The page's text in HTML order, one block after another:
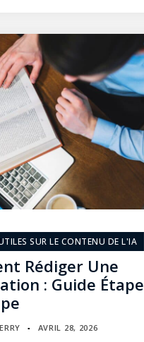
SUR LE CONTENU DE L'IA
Rédiger Une
: Guide Étape
▪ AVRIL 28, 2026